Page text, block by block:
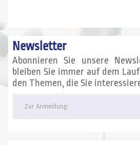
Newsletter
Abonnieren Sie unsere
bleiben Sie immer auf dem
den Themen, die Sie
Zur Anmeldung: